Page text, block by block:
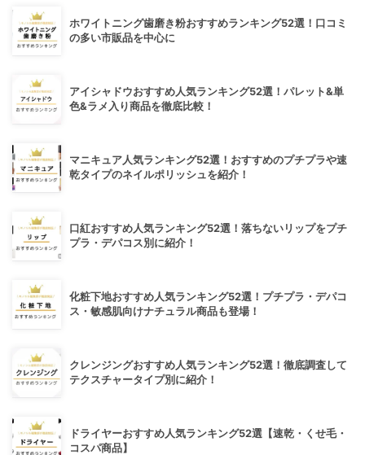
ホワイトニング歯磨き粉おすすめランキング52選！口コミ
の多い市販品を中心に
アイシャドウおすすめ人気ランキング52選！パレット&単
色&ラメ入り商品を徹底比較！
マニキュア人気ランキング52選！おすすめのプチプラや速
乾タイプのネイルポリッシュを紹介！
口紅おすすめ人気ランキング52選！落ちないリップをプチ
プラ・デパコス別に紹介！
化粧下地おすすめ人気ランキング52選！プチプラ・デパコ
ス・敏感肌向けナチュラル商品も登場！
クレンジングおすすめ人気ランキング52選！徹底調査して
テクスチャータイプ別に紹介！
ドライヤーおすすめ人気ランキング52選【速乾・くせ毛・
コスパ商品】